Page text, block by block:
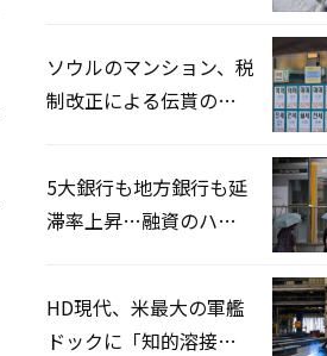
ソウルのマンション、税
制改正による伝貰の月
5大銀行も地方銀行も延
滞率上昇…融資のハー
HD現代、米最大の軍艦
ドックに「知的溶接」